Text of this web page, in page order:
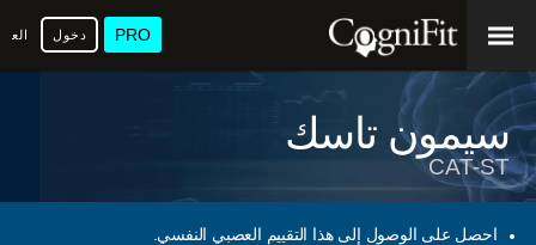
PRO دخول
سيمون تاسك
CAT-ST
احصل على الوصول إلى هذا التقييم العصبي النفسي.